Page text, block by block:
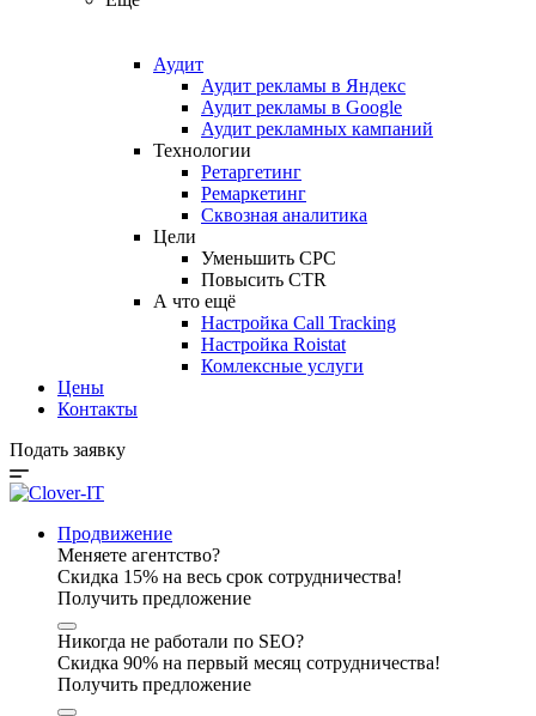
Аудит
Аудит рекламы в Яндекс
Аудит рекламы в Google
Аудит рекламных кампаний
Технологии
Ретаргетинг
Ремаркетинг
Сквозная аналитика
Цели
Уменьшить CPC
Повысить CTR
А что ещё
Настройка Call Tracking
Настройка Roistat
Комлексные услуги
Цены
Контакты
Подать заявку
Продвижение
Меняете агентство?
Скидка 15% на весь срок сотрудничества!
Получить предложение
Никогда не работали по SEO?
Скидка 90% на первый месяц сотрудничества!
Получить предложение